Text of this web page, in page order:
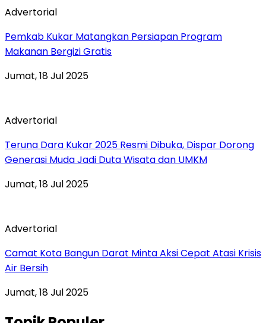
Advertorial
Pemkab Kukar Matangkan Persiapan Program
Makanan Bergizi Gratis
Jumat, 18 Jul 2025
Advertorial
Teruna Dara Kukar 2025 Resmi Dibuka, Dispar Dorong
Generasi Muda Jadi Duta Wisata dan UMKM
Jumat, 18 Jul 2025
Advertorial
Camat Kota Bangun Darat Minta Aksi Cepat Atasi Krisis
Air Bersih
Jumat, 18 Jul 2025